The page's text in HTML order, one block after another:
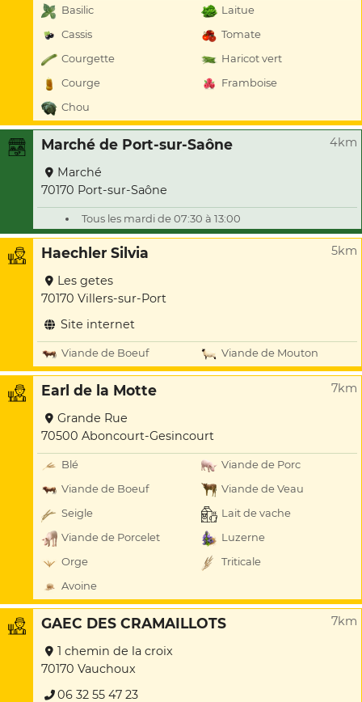
Basilic
Laitue
Cassis
Tomate
Courgette
Haricot vert
Courge
Framboise
Chou
Marché de Port-sur-Saône 4km
Marché
70170 Port-sur-Saône
Tous les mardi de 07:30 à 13:00
Haechler Silvia 5km
Les getes
70170 Villers-sur-Port
Site internet
Viande de Boeuf Viande de Mouton
Earl de la Motte 7km
Grande Rue
70500 Aboncourt-Gesincourt
Blé
Viande de Porc
Viande de Boeuf
Viande de Veau
Seigle
Lait de vache
Viande de Porcelet
Luzerne
Orge
Triticale
Avoine
GAEC DES CRAMAILLOTS 7km
1 chemin de la croix
70170 Vauchoux
06 32 55 47 23